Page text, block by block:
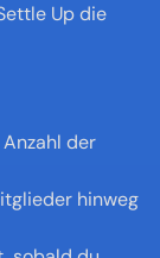
Up die
der
hinweg